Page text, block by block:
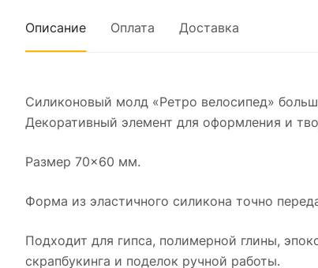
Описание Оплата Доставка
Силиконовый молд «Ретро велосипед»
Декоративный элемент для оформления и
Размер 70×60 мм.
Форма из эластичного силикона точно
Подходит для гипса, полимерной глины,
скрапбукинга и поделок ручной работы.